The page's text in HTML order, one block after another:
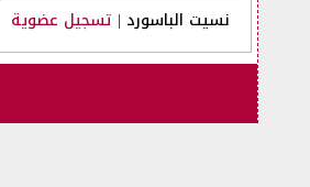
نسيت الباسورد | تسجيل عضوية